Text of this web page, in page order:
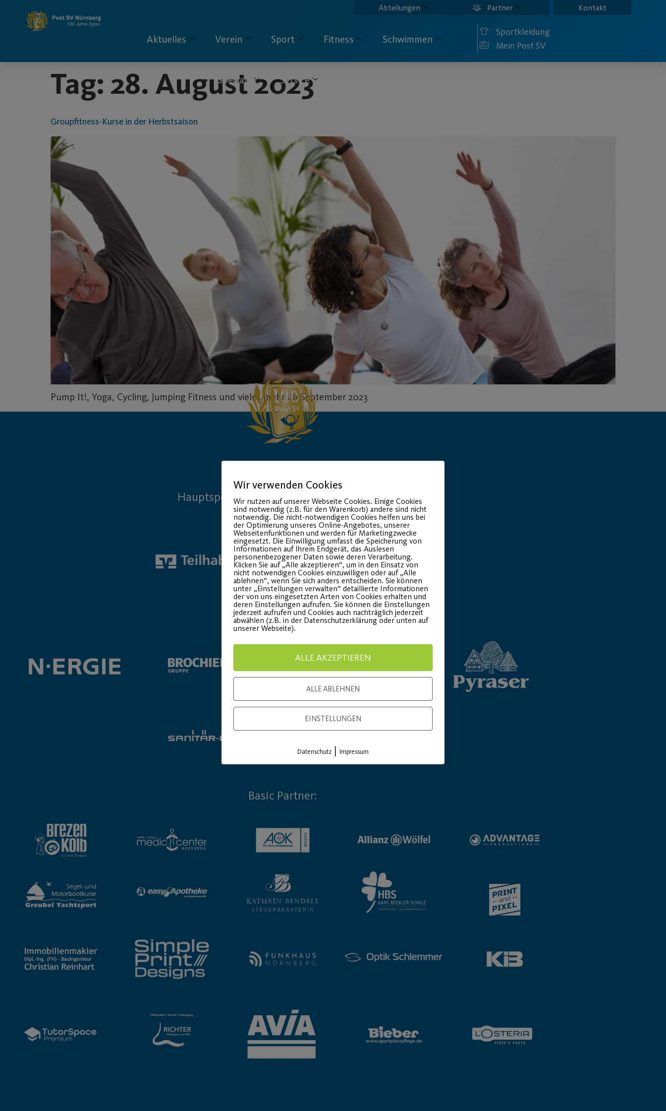
springen
Abteilungen Partner Kontakt
Aktuelles Verein Sport Fitness Schwimmen
Specials Service
Sportkleidung
Mein Post SV
Tag: 28. August 2023
Groupfitness-Kurse in der Herbstsaison
Pump It!, Yoga, Cycling, Jumping Fitness und vieles mehr ab September 2023
Hauptsponsor Generalausrüster
Premium Partner:
Basic Partner:
Wir verwenden Cookies
Wir nutzen auf unserer Webseite Cookies. Einige Cookies
sind notwendig (z.B. für den Warenkorb) andere sind nicht
notwendig. Die nicht-notwendigen Cookies helfen uns bei
der Optimierung unseres Online-Angebotes, unserer
Webseitenfunktionen und werden für Marketingzwecke
eingesetzt. Die Einwilligung umfasst die Speicherung von
Informationen auf Ihrem Endgerät, das Auslesen
personenbezogener Daten sowie deren Verarbeitung.
Klicken Sie auf „Alle akzeptieren“, um in den Einsatz von
nicht notwendigen Cookies einzuwilligen oder auf „Alle
ablehnen“, wenn Sie sich anders entscheiden. Sie können
unter „Einstellungen verwalten“ detaillierte Informationen
der von uns eingesetzten Arten von Cookies erhalten und
deren Einstellungen aufrufen. Sie können die Einstellungen
jederzeit aufrufen und Cookies auch nachträglich jederzeit
abwählen (z.B. in der Datenschutzerklärung oder unten auf
unserer Webseite).
ALLE AKZEPTIEREN
ALLE ABLEHNEN
EINSTELLUNGEN
Datenschutz | Impressum